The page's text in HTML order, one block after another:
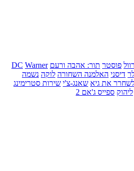
פוסטר תור: אהבה ורעם DC Warner
דיסני האלמנה השחורה לוקה נשמה
את גיא שאנג-צ'י שירות סטרימינג
ליהוק ספייס ג'אם 2